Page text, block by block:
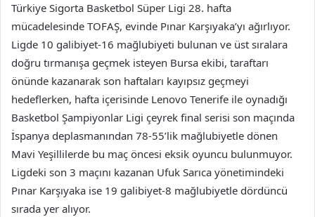
Türkiye Sigorta Basketbol Süper Ligi 28. hafta
mücadelesinde TOFAŞ, evinde Pınar Karşıyaka’yı ağırlıyor.
Ligde 10 galibiyet-16 mağlubiyeti bulunan ve üst sıralara
doğru tırmanışa geçmek isteyen Bursa ekibi, taraftarı
önünde kazanarak son haftaları kayıpsız geçmeyi
hedeflerken, hafta içerisinde Lenovo Tenerife ile oynadığı
Basketbol Şampiyonlar Ligi çeyrek final serisi son maçında
İspanya deplasmanından 78-55’lik mağlubiyetle dönen
Mavi Yeşillilerde bu maç öncesi eksik oyuncu bulunmuyor.
Ligdeki son 3 maçını kazanan Ufuk Sarıca yönetimindeki
Pınar Karşıyaka ise 19 galibiyet-8 mağlubiyetle dördüncü
sırada yer alıyor.